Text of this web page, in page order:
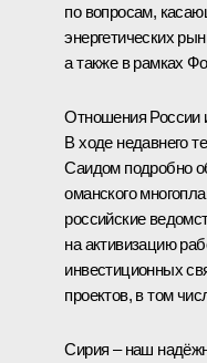
по вопросам,
энергетических
а также в рамках
Отношения России
В ходе недавнего
Саидом подробно
оманского
российские
на активизацию
инвестиционных
проектов, в том
Сирия – наш